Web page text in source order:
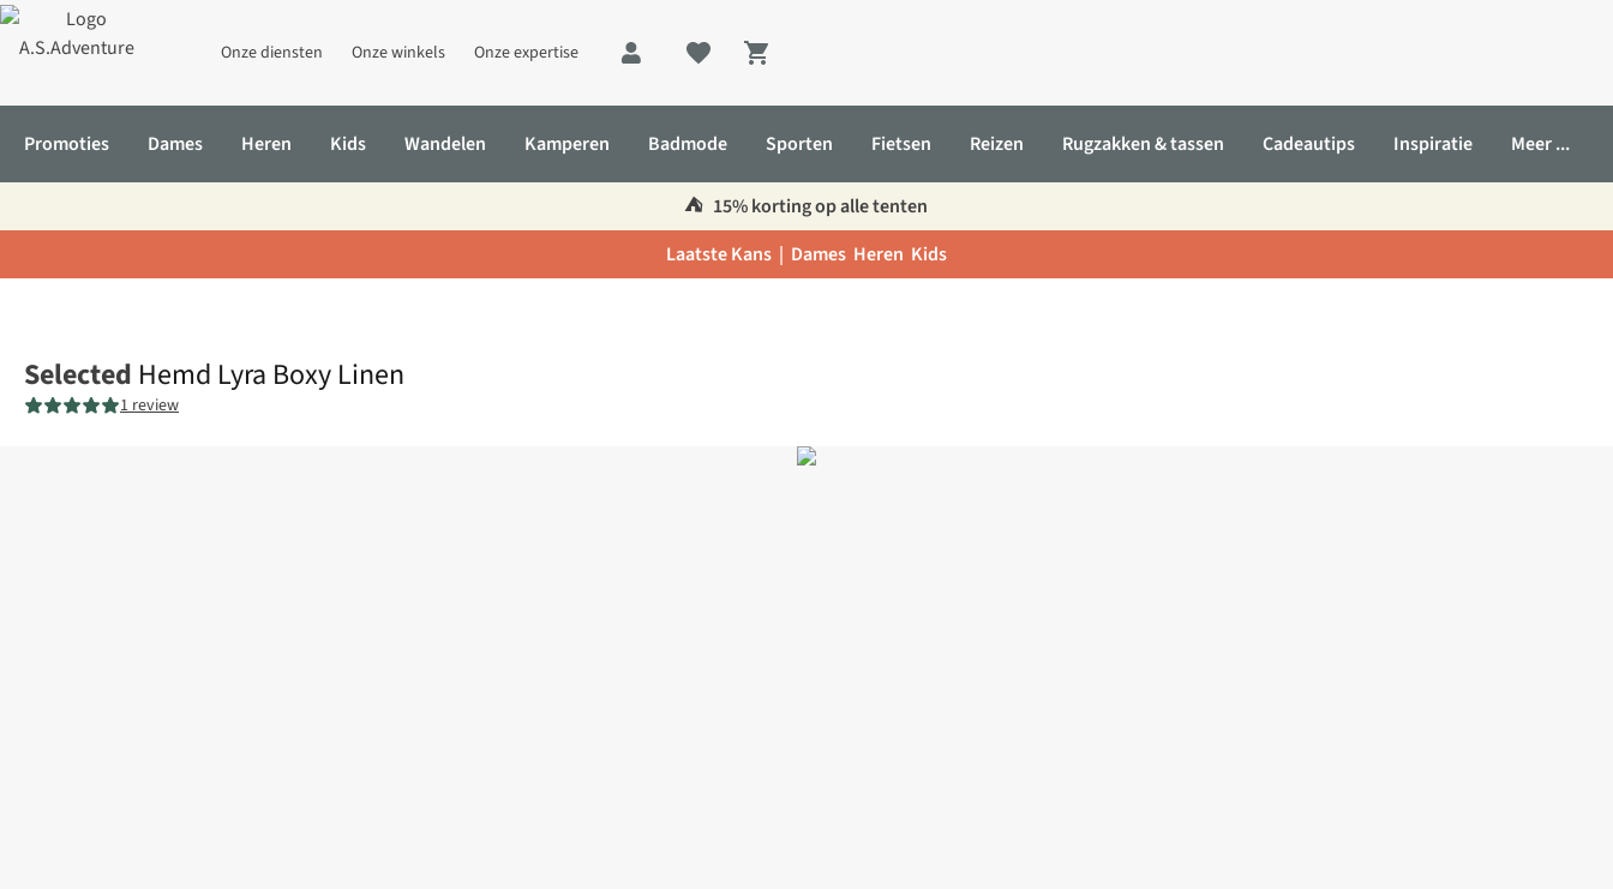
Onze diensten Onze winkels Onze expertise
Shopping cart
Promoties Dames Heren Kids Wandelen Kamperen Badmode Sporten Fietsen Reizen Rugzakken & tassen Cadeautips Inspiratie Meer ...
⛺️ 15% korting op alle tenten
Laatste Kans | Dames Heren Kids
Selected Hemd Lyra Boxy Linen
1 review